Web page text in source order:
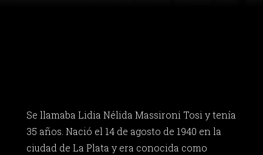
Se llamaba Lidia Nélida Massironi Tosi y tenía
35 años. Nació el 14 de agosto de 1940 en la
ciudad de La Plata y era conocida como